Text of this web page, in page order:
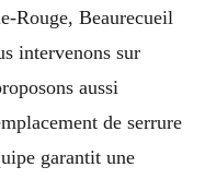
Rouge, Beaurecueil
intervenons sur
aussi
de serrure
garantit une